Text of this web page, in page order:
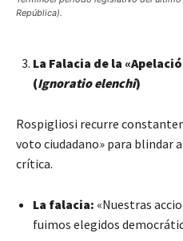
República).
La Falacia de la
(Ignoratio elenchi)
Rospigliosi recurre
voto ciudadano» para blindar
crítica.
La falacia: «Nuestras
fuimos elegidos